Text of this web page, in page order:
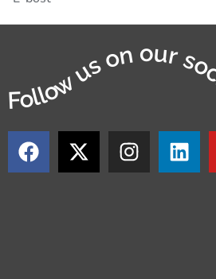
Follow us on our